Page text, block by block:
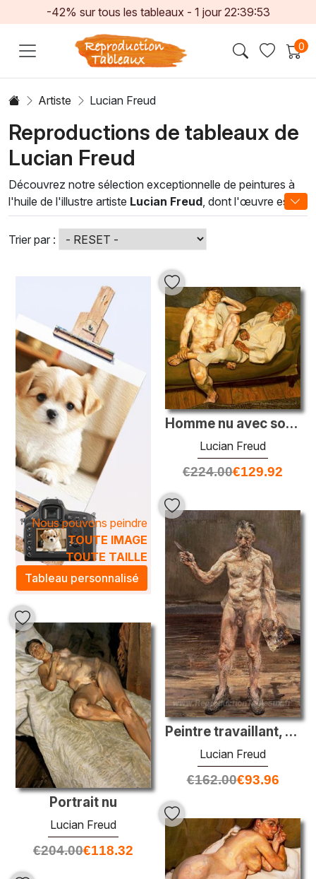
-42% sur tous les tableaux -1 jour 22:39:51
0
Artiste Lucian Freud
Reproductions de tableaux de
Lucian Freud
Découvrez notre sélection exceptionnelle de peintures à
l'huile de l'illustre artiste Lucian Freud , dont l'œuvre est
synonyme de réalisme saisissant et d'expression intense.
Chaque toile dépeint des portraits et des nus d'une
profondeur émotionnelle inégalée, capturant la complexité
de la condition humaine. L'utilisation magistrale des
couleurs et des textures crée un dialogue puissant entre
l'art et l'observateur, rendant chaque pièce unique et
Les techniques artistiques de
Lucian Freudrévèlent un
monde riche en détails, où l'huile sur toile permet une
exploration minutieuse des ombres et des lumières. Ces
créations intemporelles ajoutent non seulement une
touche d'élégance à votre espace, mais suscitent
également une atmosphère contemplative et introspective.
En choisissant une œuvre de
Lucian Freud
, vous intégrez
un chef-d'œuvre qui transcende le temps et invite à la
réflexion, transformant ainsi votre intérieur en une galerie
d'art personnelle.
Trier par :
Nous pouvons peindre
TOUTE IMAGE
TOUTE TAILLE
Tableau personnalisé
Homme nu avec son ami
Lucian Freud
€224.00€129.92
Peintre travaillant, réflexion
Lucian Freud
€162.00€93.96
Portrait nu
Lucian Freud
€204.00€118.32